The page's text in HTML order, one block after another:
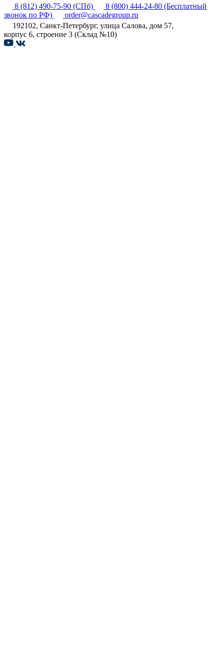
8 (812) 490-75-90 (СПб) 8 (800) 444-24-80 (Бесплатный
звонок по РФ)
order@cascadegroup.ru
192102, Санкт-Петербург, улица Салова, дом 57,
корпус 6, строение 3 (Склад №10)